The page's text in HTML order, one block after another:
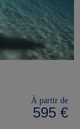
À partir de
595 €